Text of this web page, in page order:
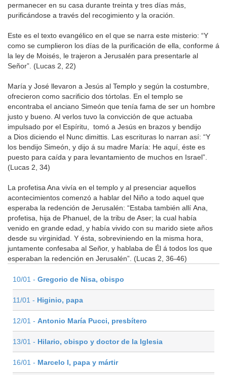
permanecer en su casa durante treinta y tres días más,
purificándose a través del recogimiento y la oración.
Este es el texto evangélico en el que se narra este misterio: “Y
como se cumplieron los días de la purificación de ella, conforme á
la ley de Moisés, le trajeron a Jerusalén para presentarle al
Señor”. (Lucas 2, 22)
María y José llevaron a Jesús al Templo y según la costumbre,
ofrecieron como sacrificio dos tórtolas. En el templo se
encontraba el anciano Simeón que tenía fama de ser un hombre
justo y bueno. Al verlos tuvo la convicción de que actuaba
impulsado por el Espíritu, tomó a Jesús en brazos y bendijo
a Dios diciendo el Nunc dimittis. Las escrituras lo narran así: “Y
los bendijo Simeón, y dijo á su madre María: He aquí, éste es
puesto para caída y para levantamiento de muchos en Israel”.
(Lucas 2, 34)
La profetisa Ana vivía en el templo y al presenciar aquellos
acontecimientos comenzó a hablar del Niño a todo aquel que
esperaba la redención de Jerusalén: “Estaba también allí Ana,
profetisa, hija de Phanuel, de la tribu de Aser; la cual había
venido en grande edad, y había vivido con su marido siete años
desde su virginidad. Y ésta, sobreviniendo en la misma hora,
juntamente confesaba al Señor, y hablaba de Él á todos los que
esperaban la redención en Jerusalén”. (Lucas 2, 36-46)
10/01 - Gregorio de Nisa, obispo
11/01 - Higinio, papa
12/01 - Antonio María Pucci, presbítero
13/01 - Hilario, obispo y doctor de la Iglesia
16/01 - Marcelo I, papa y mártir